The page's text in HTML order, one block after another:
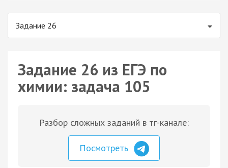
Задание 26
Задание 26 из ЕГЭ по
химии: задача 105
Разбор сложных заданий в тг-канале:
Посмотреть